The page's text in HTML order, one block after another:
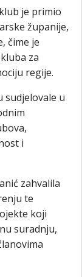
je primio
županije,
čime je
za
regije.
sudjelovale u
i
zahvalila
te
koji
suradnju,